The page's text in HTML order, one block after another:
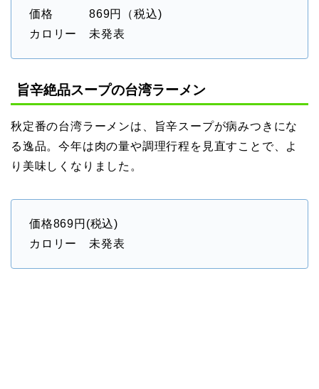
価格 869円（税込)
カロリー 未発表
旨辛絶品スープの台湾ラーメン
秋定番の台湾ラーメンは、旨辛スープが病みつきにな
る逸品。今年は肉の量や調理行程を見直すことで、よ
り美味しくなりました。
価格869円(税込)
カロリー 未発表